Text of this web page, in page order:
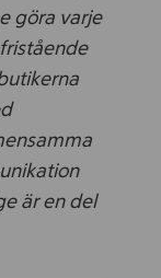
göra varje
är en del